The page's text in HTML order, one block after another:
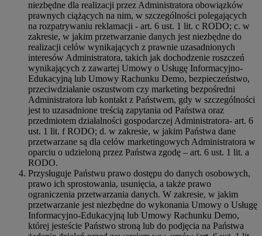
niezbędne dla realizacji przez Administratora obowiązków
prawnych ciążących na nim, w szczególności polegających
na rozpatrywaniu reklamacji - art. 6 ust. 1 lit. c RODO; c. w
zakresie, w jakim przetwarzanie danych jest niezbędne do
realizacji celów wynikających z prawnie uzasadnionych
interesów Administratora, takich jak dochodzenie roszczeń
wynikających z zawartej Umowy o Usługę Informacyjno-
Edukacyjną lub Umowy Rachunku Demo, bezpieczeństwo,
przeciwdziałanie oszustwom czy marketing bezpośredni
Administratora lub kontakt z Państwem, gdy w szczególności
jest to uzasadnione treścią zapytania od Państwa oraz
przedmiotem działalności gospodarczej Administratora- art. 6
ust. 1 lit. f RODO; d. w zakresie, w jakim Państwa dane
przetwarzane są dla celów marketingowych Administratora w
oparciu o udzieloną przez Państwa zgodę – art. 6 ust. 1 lit. a
RODO.
Przysługuje Państwu prawo dostępu do danych osobowych,
prawo ich sprostowania, usunięcia, a także prawo
ograniczenia przetwarzania danych. W zakresie, w jakim
przetwarzanie jest niezbędne do wykonania Umowy o Usługę
Informacyjno-Edukacyjną lub Umowy Rachunku Demo,
której jesteście Państwo stroną lub do podjęcia na Państwa